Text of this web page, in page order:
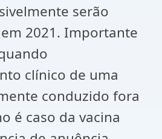
serão
2021. Importante
clínico de uma
conduzido fora
é caso da vacina